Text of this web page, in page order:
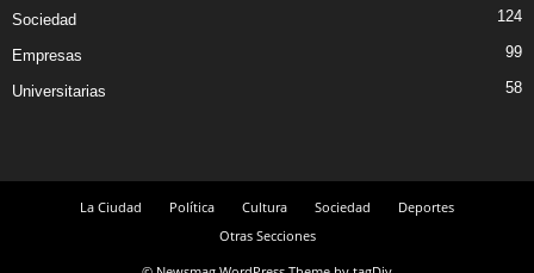
Sociedad 124
Empresas 99
Universitarias 58
La Ciudad Política Cultura Sociedad
Deportes
Otras Secciones